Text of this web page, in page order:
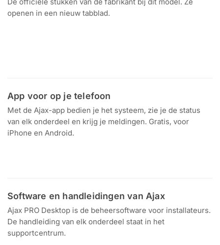
De officiele stukken van de fabrikant bij dit model. Ze
openen in een nieuw tabblad.
App voor op je telefoon
Met de Ajax-app bedien je het systeem, zie je de status
van elk onderdeel en krijg je meldingen. Gratis, voor
iPhone en Android.
Software en handleidingen van Ajax
Ajax PRO Desktop is de beheersoftware voor installateurs.
De handleiding van elk onderdeel staat in het
supportcentrum.